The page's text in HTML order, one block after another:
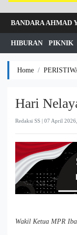
BANDARA AHMAD
HIBURAN PIKNIK
Home
Hari
Redaksi SS | 07 April
Wakil Ketua MPR